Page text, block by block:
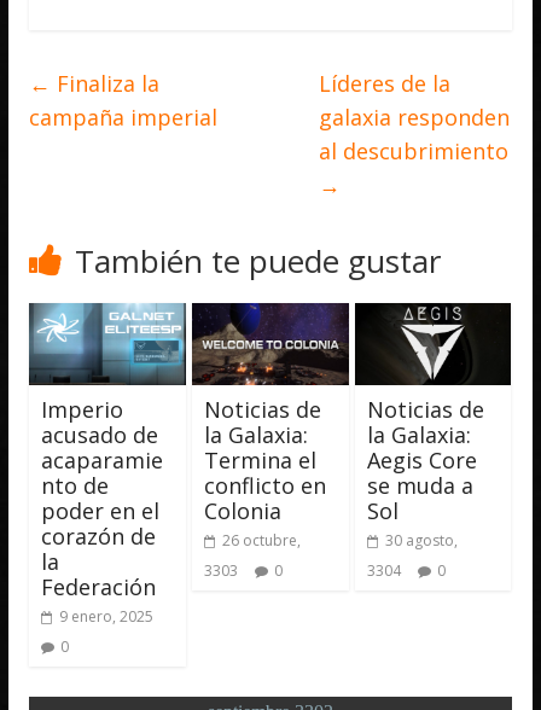
← Finaliza la
campaña imperial
Líderes de la
galaxia responden
al descubrimiento
→
También te puede gustar
Imperio
acusado de
acaparamie
nto de
poder en el
corazón de
la
Federación
9 enero, 2025
0
Noticias de
la Galaxia:
Termina el
conflicto en
Colonia
26 octubre,
3303
0
Noticias de
la Galaxia:
Aegis Core
se muda a
Sol
30 agosto,
3304
0